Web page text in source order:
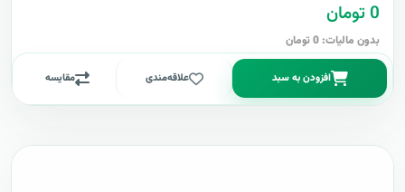
0 تومان
بدون مالیات: 0 تومان
افزودن به سبد علاقه‌مندی مقایسه